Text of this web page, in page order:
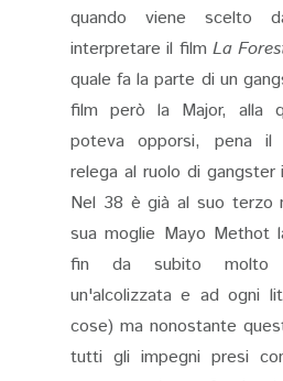
quando viene scelto
interpretare il film La
quale fa la parte di un
film però la Major, alla
poteva opporsi, pena il
relega al ruolo di gangster
Nel 38 è già al suo terzo
sua moglie Mayo Methot
fin da subito
un'alcolizzata e ad ogni
cose) ma nonostante
tutti gli impegni presi